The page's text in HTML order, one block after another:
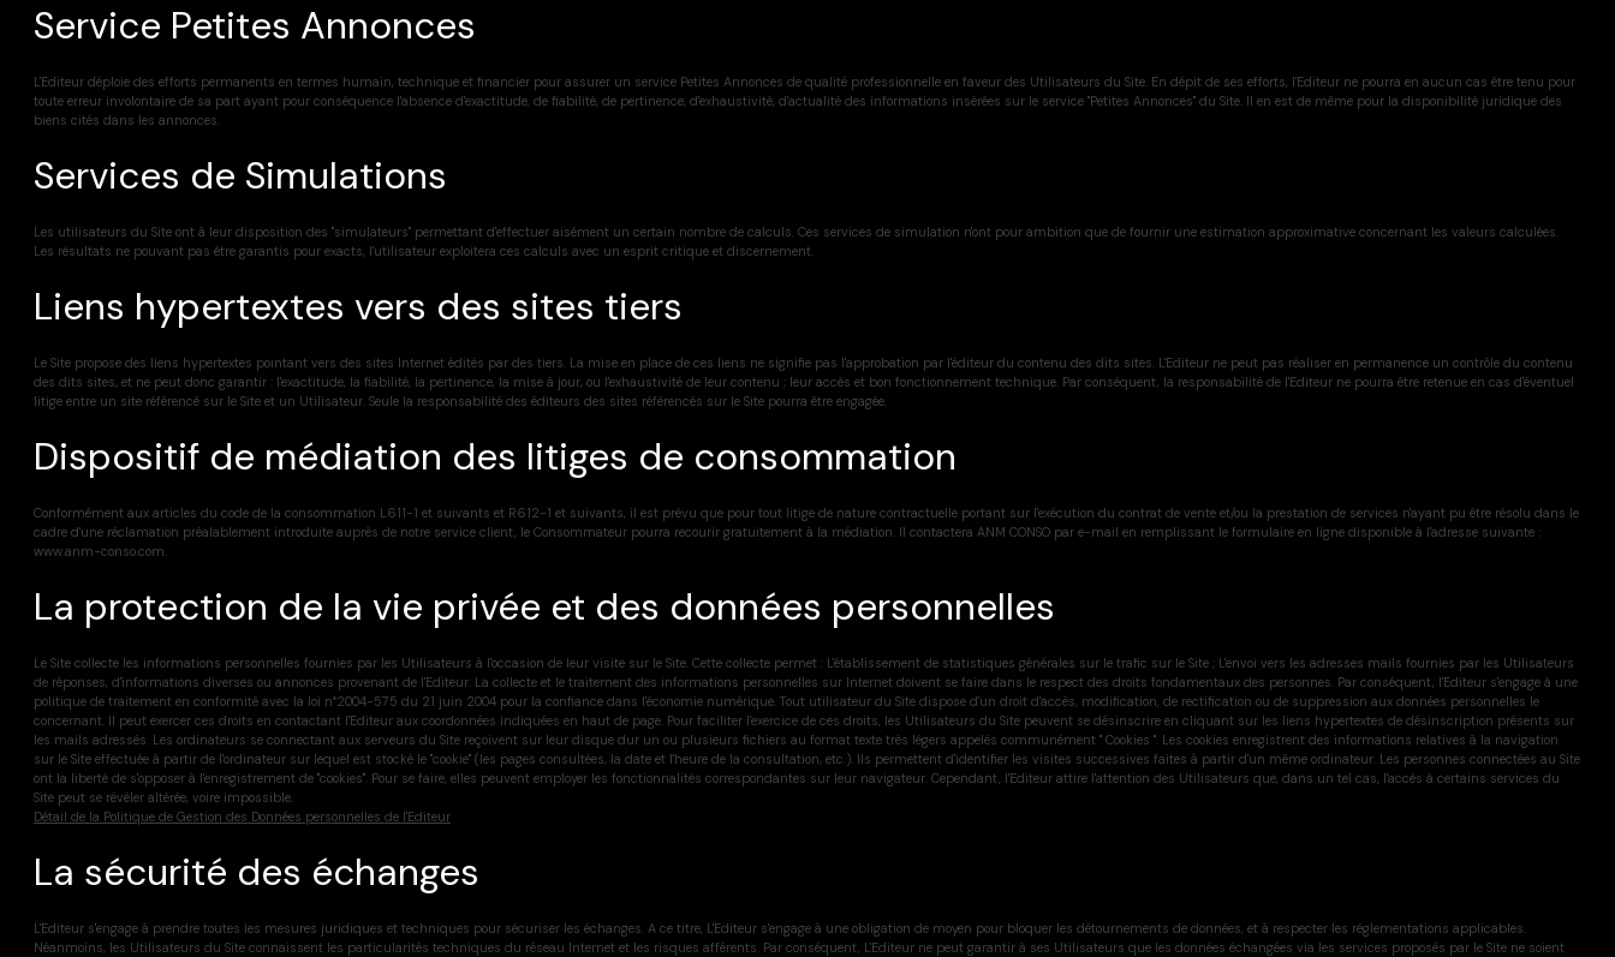
Service Petites Annonces
L'Editeur déploie des efforts permanents en termes humain, technique et financier pour assurer un service Petites Annonces de qualité professionnelle en faveur des Utilisateurs du Site. En dépit de ses efforts, l'Editeur ne pourra en aucun cas être tenu pour
toute erreur involontaire de sa part ayant pour conséquence l'absence d'exactitude, de fiabilité, de pertinence, d'exhaustivité, d'actualité des informations insérées sur le service "Petites Annonces" du Site. Il en est de même pour la disponibilité juridique des
biens cités dans les annonces.
Services de Simulations
Les utilisateurs du Site ont à leur disposition des "simulateurs" permettant d'effectuer aisément un certain nombre de calculs. Ces services de simulation n'ont pour ambition que de fournir une estimation approximative concernant les valeurs calculées.
Les résultats ne pouvant pas être garantis pour exacts, l'utilisateur exploitera ces calculs avec un esprit critique et discernement.
Liens hypertextes vers des sites tiers
Le Site propose des liens hypertextes pointant vers des sites Internet édités par des tiers. La mise en place de ces liens ne signifie pas l'approbation par l'éditeur du contenu des dits sites. L'Editeur ne peut pas réaliser en permanence un contrôle du contenu
des dits sites, et ne peut donc garantir : l'exactitude, la fiabilité, la pertinence, la mise à jour, ou l'exhaustivité de leur contenu ; leur accès et bon fonctionnement technique. Par conséquent, la responsabilité de l'Editeur ne pourra être retenue en cas d'éventuel
litige entre un site référencé sur le Site et un Utilisateur. Seule la responsabilité des éditeurs des sites référencés sur le Site pourra être engagée.
Dispositif de médiation des litiges de consommation
Conformément aux articles du code de la consommation L611-1 et suivants et R612-1 et suivants, il est prévu que pour tout litige de nature contractuelle portant sur l'exécution du contrat de vente et/ou la prestation de services n'ayant pu être résolu dans le
cadre d'une réclamation préalablement introduite auprès de notre service client, le Consommateur pourra recourir gratuitement à la médiation. Il contactera ANM CONSO par e-mail en remplissant le formulaire en ligne disponible à l'adresse suivante :
www.anm-conso.com.
La protection de la vie privée et des données personnelles
Le Site collecte les informations personnelles fournies par les Utilisateurs à l'occasion de leur visite sur le Site. Cette collecte permet : L'établissement de statistiques générales sur le trafic sur le Site ; L'envoi vers les adresses mails fournies par les Utilisateurs
de réponses, d'informations diverses ou annonces provenant de l'Editeur. La collecte et le traitement des informations personnelles sur Internet doivent se faire dans le respect des droits fondamentaux des personnes. Par conséquent, l'Editeur s'engage à une
politique de traitement en conformité avec la loi n°2004-575 du 21 juin 2004 pour la confiance dans l'économie numérique. Tout utilisateur du Site dispose d'un droit d'accès, modification, de rectification ou de suppression aux données personnelles le
concernant. Il peut exercer ces droits en contactant l'Editeur aux coordonnées indiquées en haut de page. Pour faciliter l'exercice de ces droits, les Utilisateurs du Site peuvent se désinscrire en cliquant sur les liens hypertextes de désinscription présents sur
les mails adressés. Les ordinateurs se connectant aux serveurs du Site reçoivent sur leur disque dur un ou plusieurs fichiers au format texte très légers appelés communément " Cookies ". Les cookies enregistrent des informations relatives à la navigation
sur le Site effectuée à partir de l'ordinateur sur lequel est stocké le "cookie" (les pages consultées, la date et l'heure de la consultation, etc.). Ils permettent d'identifier les visites successives faites à partir d'un même ordinateur. Les personnes connectées au Site
ont la liberté de s'opposer à l'enregistrement de "cookies". Pour se faire, elles peuvent employer les fonctionnalités correspondantes sur leur navigateur. Cependant, l'Editeur attire l'attention des Utilisateurs que, dans un tel cas, l'accès à certains services du
Site peut se révéler altérée, voire impossible.
Détail de la Politique de Gestion des Données personnelles de l'Editeur
La sécurité des échanges
L'Editeur s'engage à prendre toutes les mesures juridiques et techniques pour sécuriser les échanges. A ce titre, L'Editeur s'engage à une obligation de moyen pour bloquer les détournements de données, et à respecter les réglementations applicables.
Néanmoins, les Utilisateurs du Site connaissent les particularités techniques du réseau Internet et les risques afférents. Par conséquent, L'Editeur ne peut garantir à ses Utilisateurs que les données échangées via les services proposés par le Site ne soient